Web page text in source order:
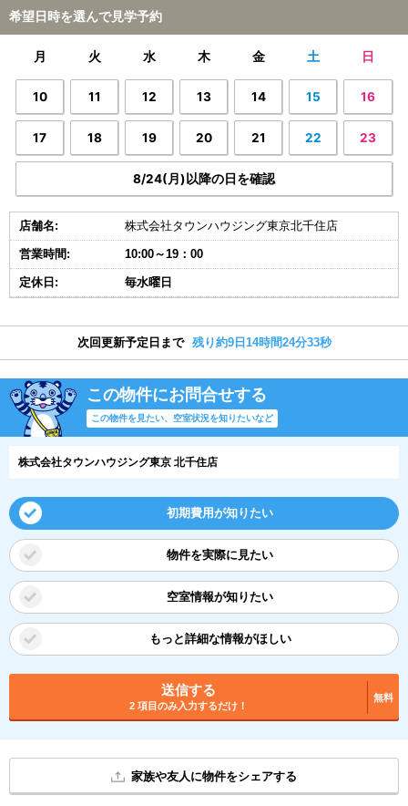
希望日時を選んで見学予約
月 火 水 木 金 土 日
10 11 12 13 14 15 16
17 18 19 20 21 22 23
8/24(月)以降の日を確認
店舗名: 株式会社タウンハウジング東京北千住店
営業時間: 10:00～19：00
定休日: 毎水曜日
次回更新予定日まで 残り約9日14時間24分32秒
この物件にお問合せする
この物件を見たい、空室状況を知りたいなど
株式会社タウンハウジング東京 北千住店
初期費用が知りたい
物件を実際に見たい
空室情報が知りたい
もっと詳細な情報がほしい
送信する
2 項目のみ入力するだけ！
無料
家族や友人に物件をシェアする